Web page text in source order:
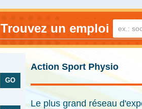
Trouvez un emploi
Action Sport Physio
Le plus grand réseau